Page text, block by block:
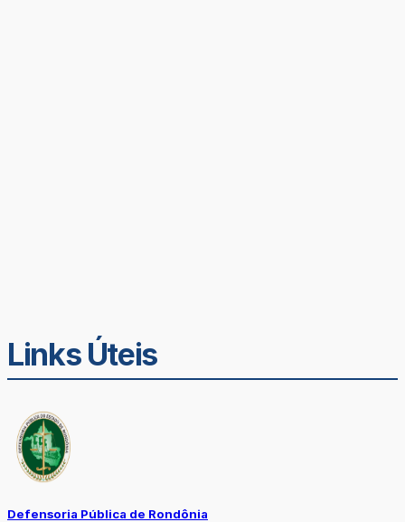
Links Úteis
Defensoria Pública de Rondônia